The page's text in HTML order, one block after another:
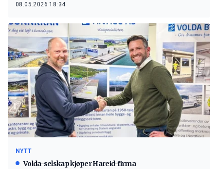
08.05.2026 18:34
NYTT
Volda-selskap kjøper Hareid-firma